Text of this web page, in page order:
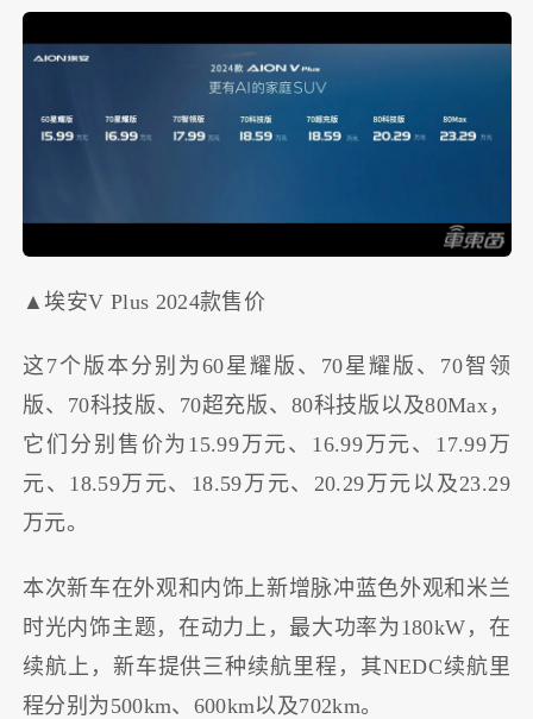
▲埃安V Plus 2024款售价
这7个版本分别为60星耀版、70星耀版、70智领
版、70科技版、70超充版、80科技版以及80Max，
它们分别售价为15.99万元、16.99万元、17.99万
元、18.59万元、18.59万元、20.29万元以及23.29
万元。
本次新车在外观和内饰上新增脉冲蓝色外观和米兰
时光内饰主题，在动力上，最大功率为180kW，在
续航上，新车提供三种续航里程，其NEDC续航里
程分别为500km、600km以及702km。